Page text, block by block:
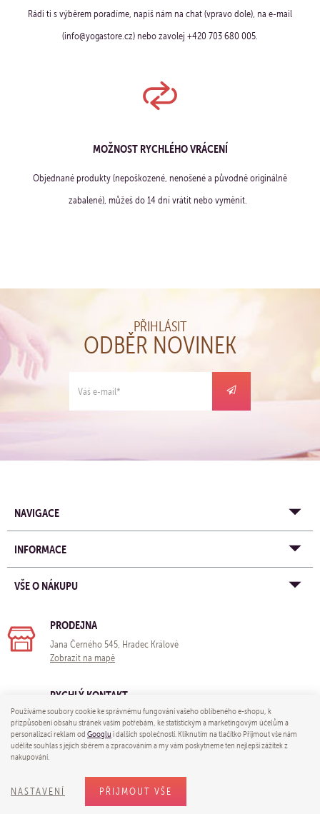
Rádi ti s výběrem poradíme, napiš nám na chat (vpravo dole), na e-mail
(info@yogastore.cz) nebo zavolej +420 703 680 005.
MOŽNOST RYCHLÉHO VRÁCENÍ
Objednané produkty (nepoškozené, nenošené a původně originálně
zabalené), můžeš do 14 dní vrátit nebo vyměnit.
PŘIHLÁSIT
ODBĚR NOVINEK
NAVIGACE
INFORMACE
VŠE O NÁKUPU
PRODEJNA
Jana Černého 545, Hradec Králové
Zobrazit na mapě
RYCHLÝ KONTAKT
e-mail:obchod@yogastore.cz
tel: +420 703 680 005
© 2026 Yoga store - e-mail:obchod@yogastore.cz
Shop máme odwpj.cz |
Používáme soubory cookie ke správnému fungování vašeho oblíbeného e-shopu, k
přizpůsobení obsahu stránek vašim potřebám, ke statistickým a marketingovým účelům a
personalizaci reklam odGooglui dalších společností. Kliknutím na tlačítko Přijmout vše nám
udělíte souhlas s jejich sběrem a zpracováním a my vám poskytneme ten nejlepší zážitek z
nakupování.
NASTAVENÍ PŘIJMOUT VŠE